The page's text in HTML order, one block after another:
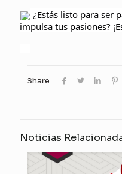
¿Estás listo para ser
impulsa tus pasiones?
Share
Noticias